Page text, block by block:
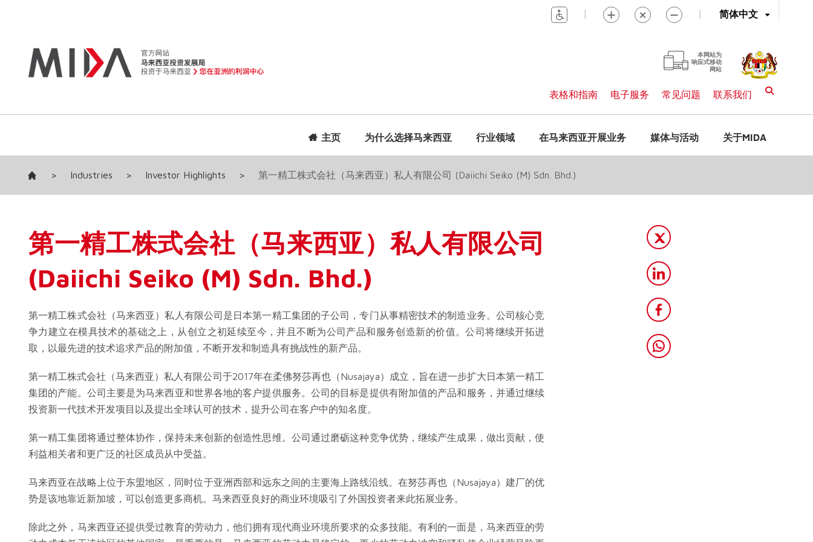
简体中文
| |
本网站为
响应式移动
网站
表格和指南 电子服务 常见问题 联系我们
主页 为什么选择马来西亚 行业领域 在马来西亚开展业务 媒体与活动 关于MIDA
> Industries > Investor Highlights > 第一精工株式会社（马来西亚）私人有限公司 (Daiichi Seiko (M) Sdn. Bhd.)
第一精工株式会社（马来西亚）私人有限公司
(Daiichi Seiko (M) Sdn. Bhd.)
第一精工株式会社（马来西亚）私人有限公司是日本第一精工集团的子公司，专门从事精密技术的制造业务。公司核心竞
争力建立在模具技术的基础之上，从创立之初延续至今，并且不断为公司产品和服务创造新的价值。公司将继续开拓进
取，以最先进的技术追求产品的附加值，不断开发和制造具有挑战性的新产品。
第一精工株式会社（马来西亚）私人有限公司于2017年在柔佛努莎再也（Nusajaya）成立，旨在进一步扩大日本第一精工
集团的产能。公司主要是为马来西亚和世界各地的客户提供服务。公司的目标是提供有附加值的产品和服务，并通过继续
投资新一代技术开发项目以及提出全球认可的技术，提升公司在客户中的知名度。
第一精工集团将通过整体协作，保持未来创新的创造性思维。公司通过磨砺这种竞争优势，继续产生成果，做出贡献，使
利益相关者和更广泛的社区成员从中受益。
马来西亚在战略上位于东盟地区，同时位于亚洲西部和远东之间的主要海上路线沿线。在努莎再也（Nusajaya）建厂的优
势是该地靠近新加坡，可以创造更多商机。马来西亚良好的商业环境吸引了外国投资者来此拓展业务。
除此之外，马来西亚还提供受过教育的劳动力，他们拥有现代商业环境所要求的众多技能。有利的一面是，马来西亚的劳